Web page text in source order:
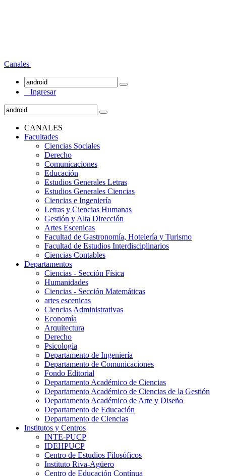
Canales
Ingresar
CANALES
Facultades
Ciencias Sociales
Derecho
Comunicaciones
Educación
Estudios Generales Letras
Estudios Generales Ciencias
Ciencias e Ingeniería
Letras y Ciencias Humanas
Gestión y Alta Dirección
Artes Escenicas
Facultad de Gastronomía, Hotelería y Turismo
Facultad de Estudios Interdisciplinarios
Ciencias Contables
Departamentos
Ciencias - Sección Física
Humanidades
Ciencias - Sección Matemáticas
artes escenicas
Ciencias Administrativas
Economía
Arquitectura
Derecho
Psicologia
Departamento de Ingeniería
Departamento de Comunicaciones
Fondo Editorial
Departamento Académico de Ciencias
Departamento Académico de Ciencias de la Gestión
Departamento Académico de Arte y Diseño
Departamento de Educación
Departamento de Ciencias
Institutos y Centros
INTE-PUCP
IDEHPUCP
Centro de Estudios Filosóficos
Instituto Riva-Agüero
Centro de Educación Contínua